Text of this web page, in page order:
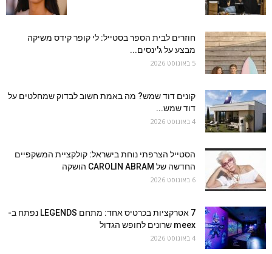
חוזרים לבית הספר בסטייל: לי קופר קידס משיקה
מבצע על ג'ינסים...
5 באוגוסט 2026
קונים דוד שמש? מה באמת חשוב לבדוק שמחלטים על
דוד שמש...
4 באוגוסט 2026
הסטייל הצרפתי נוחת בישראל: קולקציית המשקפיים
החדשה של CAROLIN ABRAM הושקה
6 באוגוסט 2026
7 אטרקציות בכרטיס אחד: מתחם LEGENDS נפתח ב-
meex שרונים לחופש הגדול
4 באוגוסט 2026